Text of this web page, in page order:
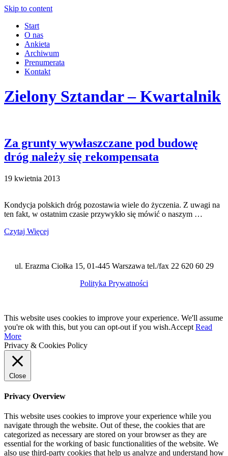
Skip to content
Start
O nas
Ankieta
Archiwum
Prenumerata
Kontakt
Zielony Sztandar – Kwartalnik
Za grunty wywłaszczane pod budowę
dróg należy się rekompensata
19 kwietnia 2013
Kondycja polskich dróg pozostawia wiele do życzenia. Z uwagi na
ten fakt, w ostatnim czasie przywykło się mówić o naszym …
Czytaj Więcej
ul. Erazma Ciołka 15, 01-445 Warszawa tel./fax 22 620 60 29
Polityka Prywatności
This website uses cookies to improve your experience. We'll assume
you're ok with this, but you can opt-out if you wish.Accept Read
More
Privacy & Cookies Policy
Close
Privacy Overview
This website uses cookies to improve your experience while you
navigate through the website. Out of these, the cookies that are
categorized as necessary are stored on your browser as they are
essential for the working of basic functionalities of the website. We
also use third-party cookies that help us analyze and understand how